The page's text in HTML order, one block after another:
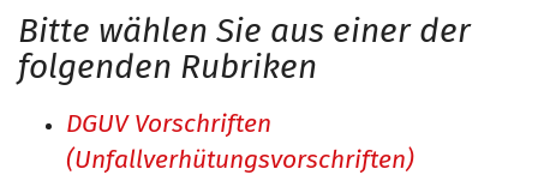
Bitte wählen Sie aus einer der
folgenden Rubriken
DGUV Vorschriften
(Unfallverhütungsvorschriften)